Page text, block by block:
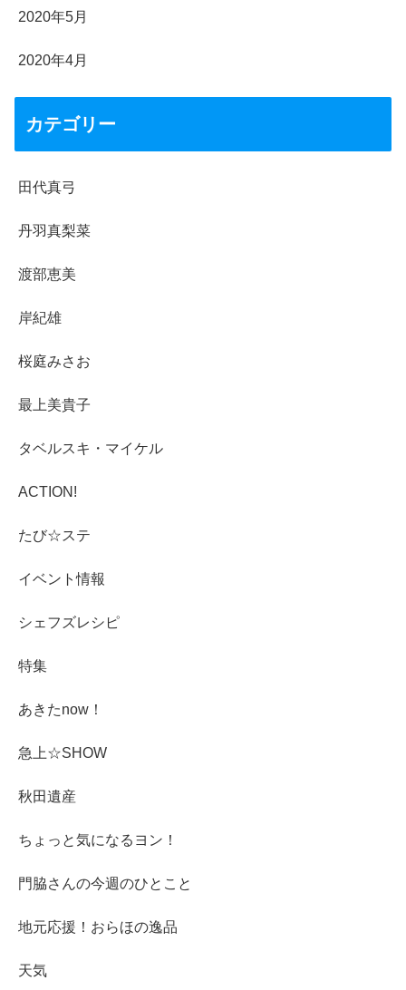
2020年5月
2020年4月
カテゴリー
田代真弓
丹羽真梨菜
渡部恵美
岸紀雄
桜庭みさお
最上美貴子
タベルスキ・マイケル
ACTION!
たび☆ステ
イベント情報
シェフズレシピ
特集
あきたnow！
急上☆SHOW
秋田遺産
ちょっと気になるヨン！
門脇さんの今週のひとこと
地元応援！おらほの逸品
天気